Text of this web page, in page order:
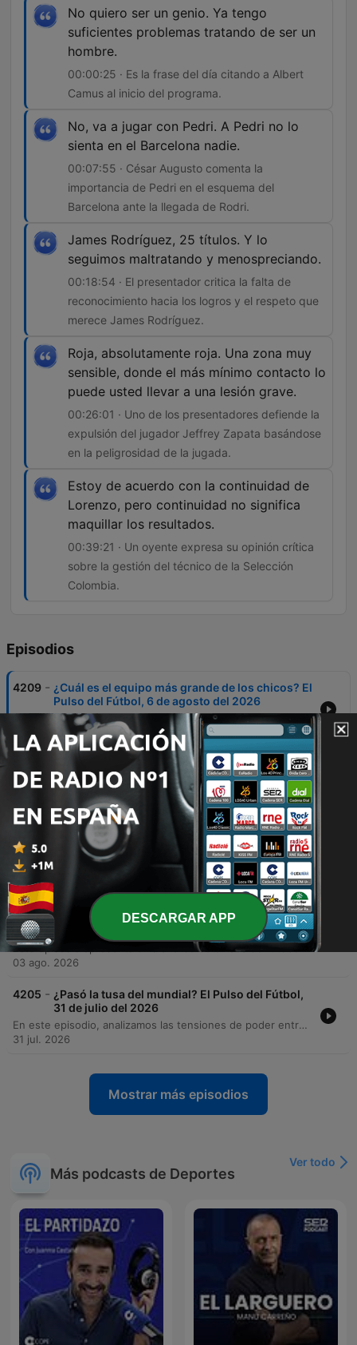
No quiero ser un genio. Ya tengo
suficientes problemas tratando de ser un
hombre.
00:00:25 · Es la frase del día citando a Albert
Camus al inicio del programa.
No, va a jugar con Pedri. A Pedri no lo
sienta en el Barcelona nadie.
00:07:55 · César Augusto comenta la
importancia de Pedri en el esquema del
Barcelona ante la llegada de Rodri.
James Rodríguez, 25 títulos. Y lo
seguimos maltratando y menospreciando.
00:18:54 · El presentador critica la falta de
reconocimiento hacia los logros y el respeto que
merece James Rodríguez.
Roja, absolutamente roja. Una zona muy
sensible, donde el más mínimo contacto lo
puede usted llevar a una lesión grave.
00:26:01 · Uno de los presentadores defiende la
expulsión del jugador Jeffrey Zapata basándose
en la peligrosidad de la jugada.
Estoy de acuerdo con la continuidad de
Lorenzo, pero continuidad no significa
maquillar los resultados.
00:39:21 · Un oyente expresa su opinión crítica
sobre la gestión del técnico de la Selección
Colombia.
Episodios
4209 - ¿Cuál es el equipo más grande de los chicos? El
Pulso del Fútbol, 6 de agosto del 2026
En este episodio, los presentadores celebran el cumpleaños de Bogotá y analizan el mercado de fichajes internacional y local, incluyendo movimientos de jugadores como Rodri al Barcelona y la llegada de Yán Poveda a Atlético Nacional. También se debate sobre posibles entrenadores para el Real Madrid y se rinde homenaje a futbolistas bogotanos históricos como Camilo Vargas. El programa profundiza en el análisis arbitral del partido entre América y Once Caldas, destacando polémicas expulsiones. Finalmente, se discuten las inversiones de River Plate, la actualidad de la Selección Colombia bajo la gestión de Lorenzo y la tensión política entre la UEFA y la FIFA respecto a las competencias mundiales.
06 ago. 2026
¿Cree en este Millonarios? El Pulso del Fútbol,
5 de agosto del 2026
O episódio inicia com uma homenagem a Alfonso Lizarasso e reflexões sobre o medo, seguido por debates sobre transferências de jogadores e críticas a declarações racistas de um ex-árbitro. A discussão aborda os desafios do futebol colombiano, incluindo a necessidade de valorizar jovens talentos e denúncias de corrupção em categorias de base. A análise prossegue com questões jurídicas e disciplinares no esporte, confrontando regulamentos da FIFA com direitos trabalhistas. O programa encerra analisando o desempenho técnico de equipes como Medellín e Millonarios, focando em aspectos táticos e atuações individuais.
05 ago. 2026
4207 -
¿Jugar con # 10 o jugar sin él? El Pulso del
Fútbol, 4 de agosto del 2026
El episodio inicia con una reflexión sobre la filosofía de vida y la importancia de la tranquilidad, para luego abordar la detención del exfutbolista Diego Serna en Estados Unidos. El debate central se enfoca en la Selección Colombia, analizando la convocatoria de jugadores como Quintero y James, las propuestas tácticas para el mediocampo y el potencial de delanteros como Jhon Durán frente a otros referentes. Asimismo, se discuten polémicas internacionales relacionadas con la FIFA, incluyendo acusaciones de chantaje contra Gianni Infantino y la crisis de liderazgo en la organización. El programa concluye analizando transferencias de jugadores, el valor de mercado de figuras como Vinicius Junior y el panorama del fútbol colombiano con equipos como Bucaramanga y Millonarios.
04 ago. 2026
4206 - ¿Qué refuerzos iniciaron mejor en la Liga? El
Pulso del Fútbol, 3 de agosto de 2026
03 ago. 2026
4205 - ¿Pasó la tusa del mundial? El Pulso del Fútbol,
31 de julio del 2026
En este episodio, analizamos las tensiones de poder entre la FIFA y la UEFA ante la propuesta de inversión privada y el impacto de la comercialización en la gobernanza global. También abordamos la saturación del calendario deportivo y su efecto en los jugadores. El programa recorre la actualidad del fútbol internacional y local, desde el ranking mundial de ligas según Opta hasta las polémicas demandas por alineación indebida en Colombia. Además, rendimos homenaje a Franco Baresi y comentamos las últimas noticias sobre transferencias y resultados de equipos como Atlético Nacional, Real Madrid y Once Caldas.
31 jul. 2026
Mostrar más episodios
Más podcasts de Deportes
Ver todo
DESCARGAR APP